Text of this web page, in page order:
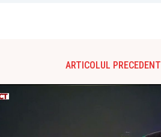
ARTICOLUL PRECEDENT